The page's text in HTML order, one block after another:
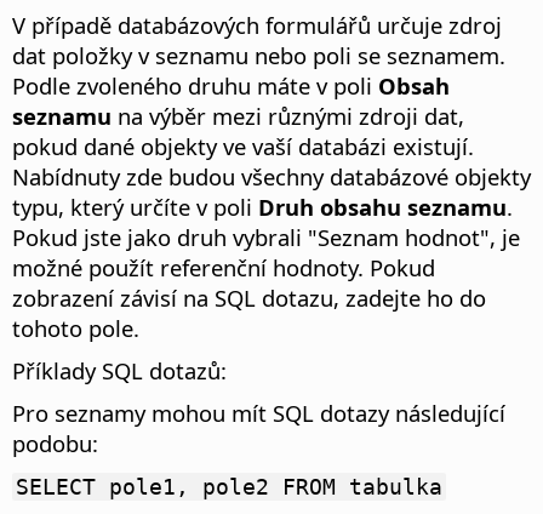
V případě databázových formulářů určuje zdroj
dat položky v seznamu nebo poli se seznamem.
Podle zvoleného druhu máte v poli Obsah
seznamu na výběr mezi různými zdroji dat,
pokud dané objekty ve vaší databázi existují.
Nabídnuty zde budou všechny databázové objekty
typu, který určíte v poli Druh obsahu seznamu.
Pokud jste jako druh vybrali "Seznam hodnot", je
možné použít referenční hodnoty. Pokud
zobrazení závisí na SQL dotazu, zadejte ho do
tohoto pole.
Příklady SQL dotazů:
Pro seznamy mohou mít SQL dotazy následující
podobu:
SELECT pole1, pole2 FROM tabulka